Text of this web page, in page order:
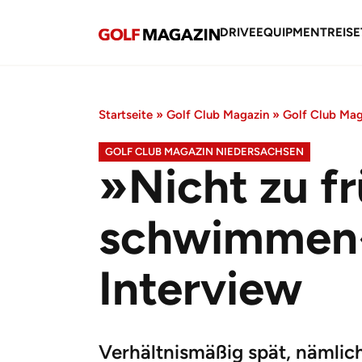
DRIVEEQUIPMENTREISE
Startseite » Golf Club Magazin » Golf Club
GOLF CLUB MAGAZIN NIEDERSACHSEN
»Nicht zu
Interview
Verhältnismäßig spät,